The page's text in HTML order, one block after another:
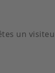
un